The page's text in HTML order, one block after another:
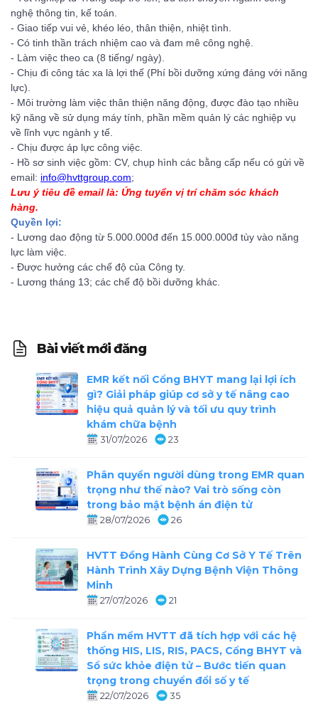
nghệ thông tin, kế toán.
- Giao tiếp vui vẻ, khéo léo, thân thiện, nhiệt tình.
- Có tinh thần trách nhiệm cao và đam mê công nghệ.
- Làm việc theo ca (8 tiếng/ ngày).
- Chịu đi công tác xa là lợi thế (Phí bồi dưỡng xứng đáng với năng
lực).
- Môi trường làm việc thân thiện năng động, được đào tạo nhiều
kỹ năng về sử dụng máy tính, phần mềm quản lý các nghiệp vụ
về lĩnh vực ngành y tế.
- Chịu được áp lực công việc.
- Hồ sơ sinh việc gồm: CV, chụp hình các bằng cấp nếu có gửi về
email: info@hvttgroup.com;
Lưu ý tiêu đề email là: Ứng tuyển vị trí chăm sóc khách
hàng.
Quyền lợi:
- Lương dao động từ 5.000.000đ đến 15.000.000đ tùy vào năng
lực làm việc.
- Được hưởng các chế độ của Công ty.
- Lương tháng 13; các chế độ bồi dưỡng khác.
Bài viết mới đăng
EMR kết nối Cổng BHYT mang lại lợi ích
gì? Giải pháp giúp cơ sở y tế nâng cao
hiệu quả quản lý và tối ưu quy trình
khám chữa bệnh
31/07/2026 23
Phân quyền người dùng trong EMR quan
trọng như thế nào? Vai trò sống còn
trong bảo mật bệnh án điện tử
28/07/2026 26
HVTT Đồng Hành Cùng Cơ Sở Y Tế Trên
Hành Trình Xây Dựng Bệnh Viện Thông
Minh
27/07/2026 21
Phần mềm HVTT đã tích hợp với các hệ
thống HIS, LIS, RIS, PACS, Cổng BHYT và
Sổ sức khỏe điện tử – Bước tiến quan
trọng trong chuyển đổi số y tế
22/07/2026 35